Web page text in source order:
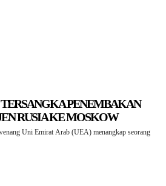
PENEMBAKAN
RUSIA KE MOSKOW
Uni Emirat Arab (UEA) menangkap seorang